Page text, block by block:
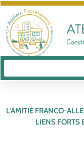
L’AMITIÉ FRANCO-
LIENS FORTS